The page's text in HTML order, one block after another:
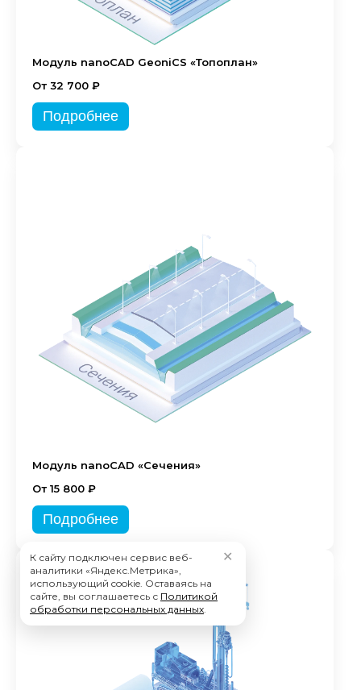
Модуль nanoCAD GeoniCS «Топоплан»
От 32 700 ₽
Подробнее
Модуль nanoCAD «Сечения»
От 15 800 ₽
Подробнее
К сайту подключен сервис веб-
аналитики «Яндекс.Метрика»,
использующий cookie. Оставаясь на
сайте, вы соглашаетесь с Политикой
обработки персональных данных.
✕